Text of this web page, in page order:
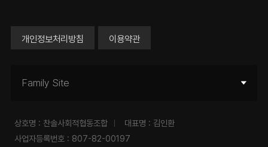
개인정보처리방침 이용약관
Family Site
상호명 : 찬솔사회적협동조합
대표명 : 김인환
사업자등록번호 : 807-82-00197